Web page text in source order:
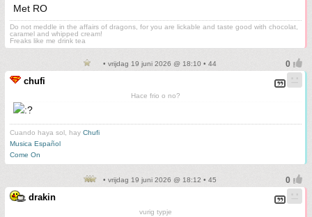
Met RO
Do not meddle in the affairs of dragons, for you are lickable and taste good with chocolat,
caramel and whipped cream!
Freaks like me drink tea
• vrijdag 19 juni 2026 @ 18:10 • 44
chufi
Hace frio o no?
Cuando haya sol, hay Chufi
Musica Español
Come On
• vrijdag 19 juni 2026 @ 18:12 • 45
drakin
vurig typje